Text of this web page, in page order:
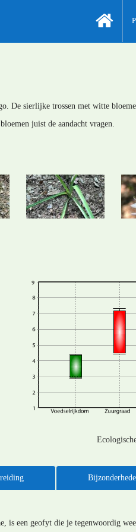
De sierlijke trossen met witte
juist de aandacht vragen.
een geofyt die je tegenwoordig